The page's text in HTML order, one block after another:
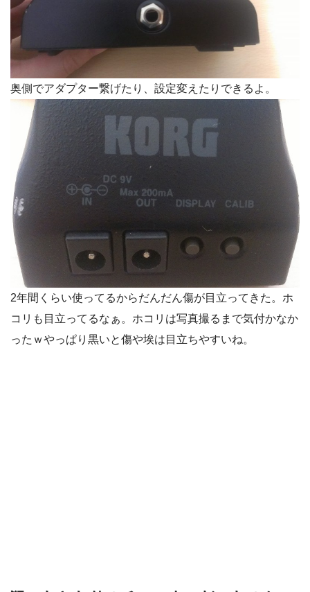
奥側でアダプター繋げたり、設定変えたりできるよ。
2年間くらい使ってるからだんだん傷が目立ってきた。ホ
コリも目立ってるなぁ。ホコリは写真撮るまで気付かなか
ったｗやっぱり黒いと傷や埃は目立ちやすいね。